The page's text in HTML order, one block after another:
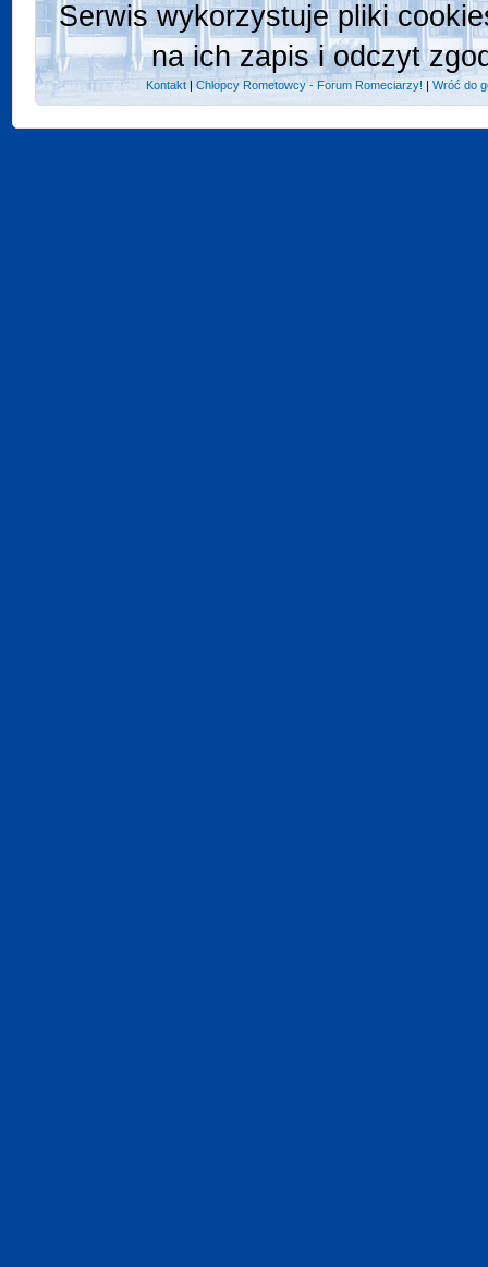
Serwis wykorzystuje pliki
na ich zapis i odczyt
Kontakt |Chlopcy Rometowcy - Forum Romeciarzy! |Wróć do